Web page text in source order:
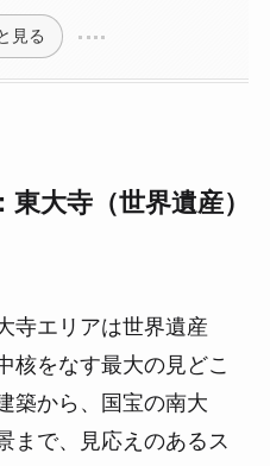
見る
大寺（世界遺産）
寺エリアは世界遺産
核をなす最大の見どこ
築から、国宝の南大
まで、見応えのあるス